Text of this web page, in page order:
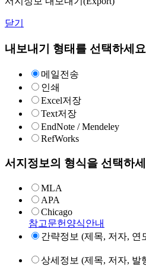
닫기
내보내기 형태를 선택하세요
메일전송
인쇄
Excel저장
Text저장
EndNote / Mendeley
RefWorks
서지정보의 형식을 선택하
MLA
APA
Chicago
참고문헌양식안내
간략정보 (제목, 저자, 연
상세정보 (제목, 저자, 발